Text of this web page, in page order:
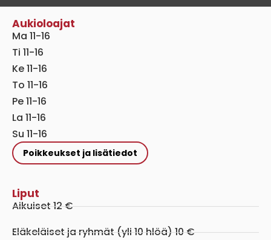
Aukioloajat
Ma 11-16
Ti 11-16
Ke 11-16
To 11-16
Pe 11-16
La 11-16
Su 11-16
Poikkeukset ja lisätiedot
Liput
Aikuiset 12 €
Eläkeläiset ja ryhmät (yli 10 hlöä) 10 €